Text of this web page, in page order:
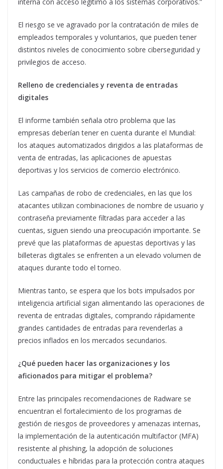
El riesgo se ve agravado por la contratación de miles de
empleados temporales y voluntarios, que pueden tener
distintos niveles de conocimiento sobre ciberseguridad y
privilegios de acceso.
Relleno de credenciales y reventa de entradas
digitales
El informe también señala otro problema que las
empresas deberían tener en cuenta durante el Mundial:
los ataques automatizados dirigidos a las plataformas de
venta de entradas, las aplicaciones de apuestas
deportivas y los servicios de comercio electrónico.
Las campañas de robo de credenciales, en las que los
atacantes utilizan combinaciones de nombre de usuario y
contraseña previamente filtradas para acceder a las
cuentas, siguen siendo una preocupación importante. Se
prevé que las plataformas de apuestas deportivas y las
billeteras digitales se enfrenten a un elevado volumen de
ataques durante todo el torneo.
Mientras tanto, se espera que los bots impulsados ​​por
inteligencia artificial sigan alimentando las operaciones de
reventa de entradas digitales, comprando rápidamente
grandes cantidades de entradas para revenderlas a
precios inflados en los mercados secundarios.
¿Qué pueden hacer las organizaciones y los
aficionados para mitigar el problema?
Entre las principales recomendaciones de Radware se
encuentran el fortalecimiento de los programas de
gestión de riesgos de proveedores y amenazas internas,
la implementación de la autenticación multifactor (MFA)
resistente al phishing, la adopción de soluciones
conductuales e híbridas para la protección contra ataques